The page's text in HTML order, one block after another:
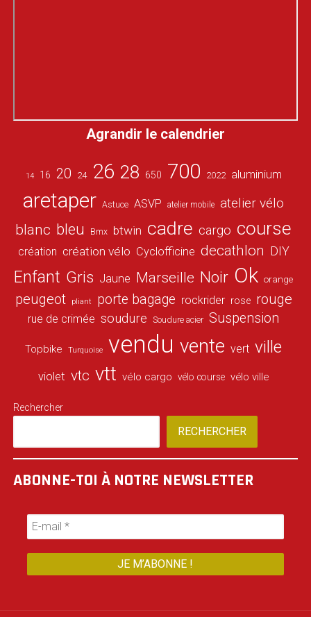
Agrandir le calendrier
14 16 20 24 26 28 650 700 2022 aluminium
aretaper Astuce ASVP atelier mobile atelier vélo
blanc bleu Bmx btwin cadre cargo course
création création vélo Cyclofficine decathlon DIY
Enfant Gris Jaune Marseille Noir Ok orange
peugeot pliant porte bagage rockrider rose rouge
rue de crimée soudure Soudure acier Suspension
Topbike Turquoise vendu vente vert ville
violet vtc vtt vélo cargo vélo course vélo ville
Rechercher
RECHERCHER
ABONNE-TOI À NOTRE NEWSLETTER